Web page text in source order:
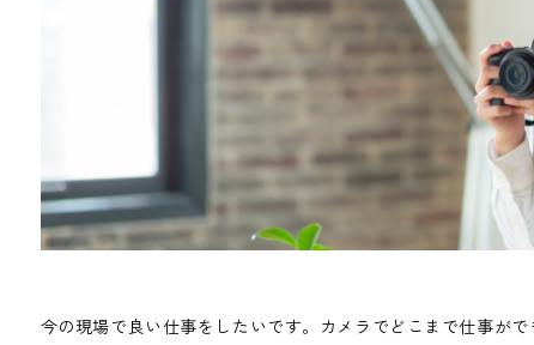
今の現場で良い仕事をしたいです。カメラでどこまで仕事が